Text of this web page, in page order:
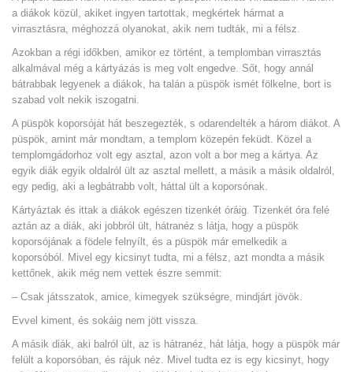
a diákok közül, akiket ingyen tartottak, megkértek hármat a
virrasztásra, méghozzá olyanokat, akik nem tudták, mi a félsz.
Azokban a régi időkben, amikor ez történt, a templomban virrasztás
alkalmával még a kártyázás is meg volt engedve. Sőt, hogy annál
bátrabbak legyenek a diákok, ha talán a püspök ismét fölkelne, bort is
szabad volt nekik iszogatni.
A püspök koporsóját hát beszegezték, s odarendelték a három diákot. A
püspök, amint már mondtam, a templom közepén feküdt. Közel a
templomgádorhoz volt egy asztal, azon volt a bor meg a kártya. Az
egyik diák egyik oldalról ült az asztal mellett, a másik a másik oldalról,
egy pedig, aki a legbátrabb volt, háttal ült a koporsónak.
Kártyáztak és ittak a diákok egészen tizenkét óráig. Tizenkét óra felé
aztán az a diák, aki jobbról ült, hátranéz s látja, hogy a püspök
koporsójának a födele felnyílt, és a püspök már emelkedik a
koporsóból. Mivel egy kicsinyt tudta, mi a félsz, azt mondta a másik
kettőnek, akik még nem vettek észre semmit:
– Csak játsszatok, amice, kimegyek szükségre, mindjárt jövök.
Evvel kiment, és sokáig nem jött vissza.
A másik diák, aki balról ült, az is hátranéz, hát látja, hogy a püspök már
felült a koporsóban, és rájuk néz. Mivel tudta ez is egy kicsinyt, hogy